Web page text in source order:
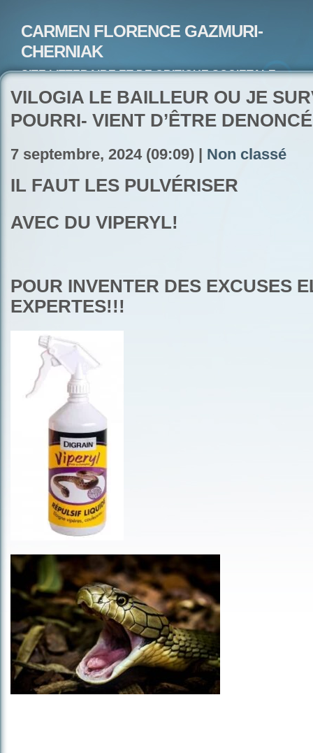
CARMEN FLORENCE GAZMURI-
CHERNIAK
SITE LITTERAIRE ET DE CRITIQUE SOCIETALE-
VILOGIA LE BAILLEUR OU JE
POURRI- VIENT D’ÊTRE
7 septembre, 2024 (09:09) | Non classé
IL FAUT LES PULVÉRISER
AVEC DU VIPERYL!
POUR INVENTER DES EXCUSES
EXPERTES!!!